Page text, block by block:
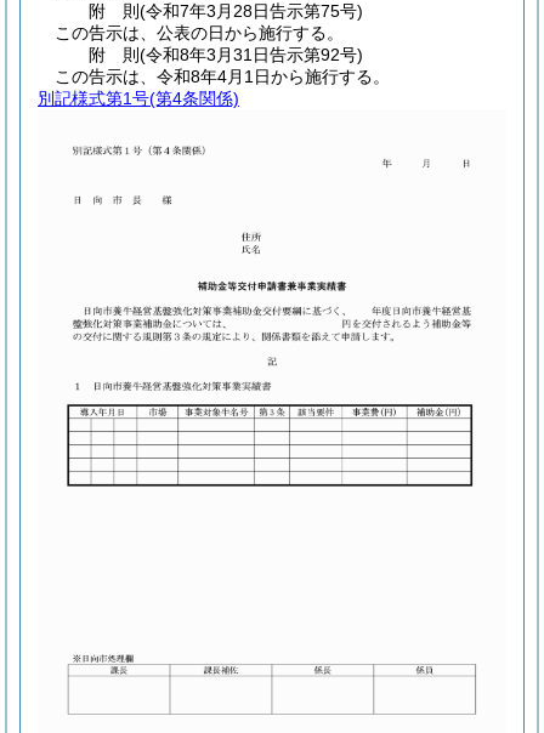
附 則(令和7年3月28日告示第75号)
この告示は、公表の日から施行する。
附 則(令和8年3月31日告示第92号)
この告示は、令和8年4月1日から施行する。
別記様式第1号(第4条関係)